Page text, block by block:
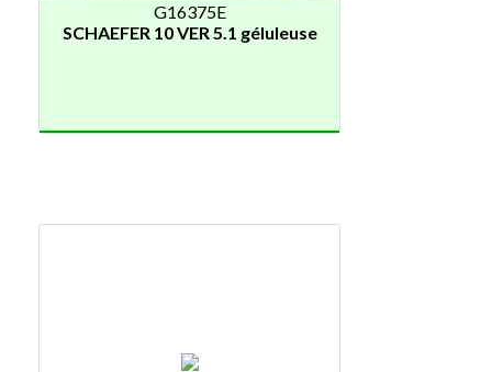
G16375E
SCHAEFER 10 VER 5.1 géluleuse